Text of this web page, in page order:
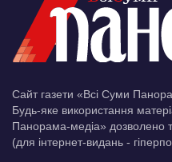
Сайт газети «Всі Суми
Будь-яке використання
Панорама-медіа» дозволено
(для інтернет-видань -